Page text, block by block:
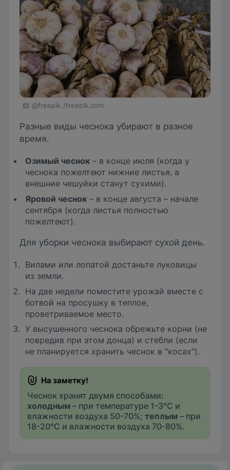
@freepik /freepik.com
Разные виды чеснока убирают в разное
время.
Озимый чеснок – в конце июля (когда у
чеснока пожелтеют нижние листья, а
внешние чешуйки станут сухими).
Яровой чеснок – в конце августа – начале
сентября (когда листья полностью
пожелтеют).
Для уборки чеснока выбирают сухой день.
Вилами или лопатой достаньте луковицы
из земли.
На две недели поместите урожай вместе с
ботвой на просушку в теплое,
проветриваемое место.
У высушенного чеснока обрежьте корни (не
повредив при этом донца) и стебли (если
не планируется хранить чеснок в "косах").
Чеснок хранят двумя способами:
холодным – при температуре 1-3°С и
влажности воздуха 50-70%;теплым – при
18-20°С и влажности воздуха 70-80%.